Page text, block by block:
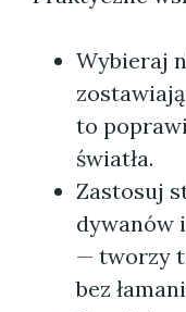
Wybieraj
to
światła.
Zastosuj
dywanów
— tworzy
bez